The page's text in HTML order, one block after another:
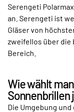
Serengeti
an. Serengeti ist
Gläser von
zweifellos über die
Bereich.
Wie wählt
Sonnenbrillen
Die Umgebung